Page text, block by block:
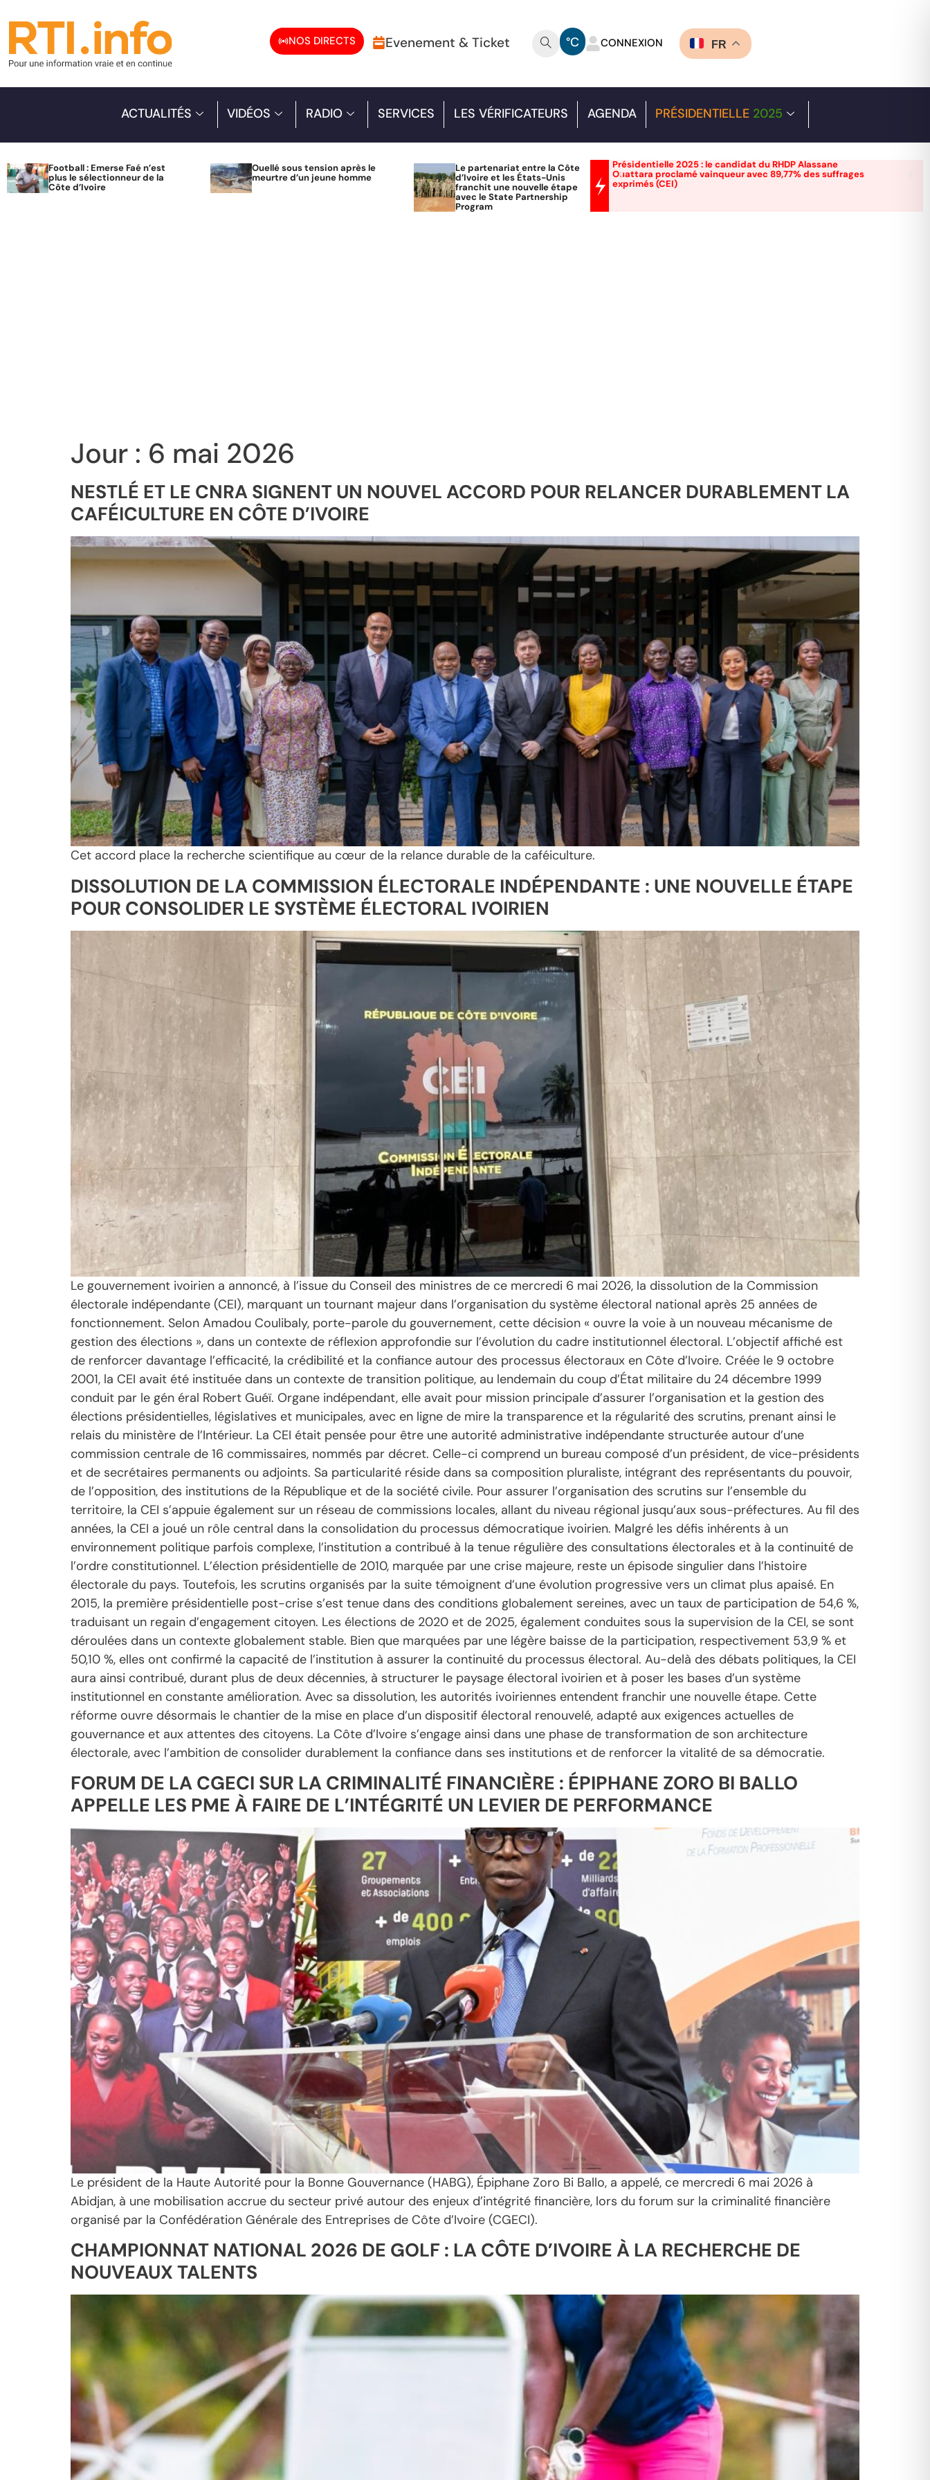
NOS DIRECTS Evenement & Ticket °C CONNEXION FR
ACTUALITÉS VIDÉOS RADIO SERVICES LES VÉRIFICATEURS AGENDA PRÉSIDENTIELLE 2025
Football : Emerse Faé n’est
plus le sélectionneur de la
Côte d’Ivoire
Ouellé sous tension après le
meurtre d’un jeune homme
Le partenariat entre la Côte
d’Ivoire et les États-Unis
franchit une nouvelle étape
avec le State Partnership
Program
Présidentielle 2025 : le candidat du RHDP Alassane
Ouattara proclamé vainqueur avec 89,77% des suffrages
exprimés (CEI)
Jour : 6 mai 2026
NESTLÉ ET LE CNRA SIGNENT UN NOUVEL ACCORD POUR RELANCER DURABLEMENT LA
CAFÉICULTURE EN CÔTE D’IVOIRE
Cet accord place la recherche scientifique au cœur de la relance durable de la caféiculture.
DISSOLUTION DE LA COMMISSION ÉLECTORALE INDÉPENDANTE : UNE NOUVELLE ÉTAPE
POUR CONSOLIDER LE SYSTÈME ÉLECTORAL IVOIRIEN
Le gouvernement ivoirien a annoncé, à l’issue du Conseil des ministres de ce mercredi 6 mai 2026, la dissolution de la Commission
électorale indépendante (CEI), marquant un tournant majeur dans l’organisation du système électoral national après 25 années de
fonctionnement. Selon Amadou Coulibaly, porte-parole du gouvernement, cette décision « ouvre la voie à un nouveau mécanisme de
gestion des élections », dans un contexte de réflexion approfondie sur l’évolution du cadre institutionnel électoral. L’objectif affiché est
de renforcer davantage l’efficacité, la crédibilité et la confiance autour des processus électoraux en Côte d’Ivoire. Créée le 9 octobre
2001, la CEI avait été instituée dans un contexte de transition politique, au lendemain du coup d’État militaire du 24 décembre 1999
conduit par le gén éral Robert Guéï. Organe indépendant, elle avait pour mission principale d’assurer l’organisation et la gestion des
élections présidentielles, législatives et municipales, avec en ligne de mire la transparence et la régularité des scrutins, prenant ainsi le
relais du ministère de l’Intérieur. La CEI était pensée pour être une autorité administrative indépendante structurée autour d’une
commission centrale de 16 commissaires, nommés par décret. Celle-ci comprend un bureau composé d’un président, de vice-présidents
et de secrétaires permanents ou adjoints. Sa particularité réside dans sa composition pluraliste, intégrant des représentants du pouvoir,
de l’opposition, des institutions de la République et de la société civile. Pour assurer l’organisation des scrutins sur l’ensemble du
territoire, la CEI s’appuie également sur un réseau de commissions locales, allant du niveau régional jusqu’aux sous-préfectures. Au fil des
années, la CEI a joué un rôle central dans la consolidation du processus démocratique ivoirien. Malgré les défis inhérents à un
environnement politique parfois complexe, l’institution a contribué à la tenue régulière des consultations électorales et à la continuité de
l’ordre constitutionnel. L’élection présidentielle de 2010, marquée par une crise majeure, reste un épisode singulier dans l’histoire
électorale du pays. Toutefois, les scrutins organisés par la suite témoignent d’une évolution progressive vers un climat plus apaisé. En
2015, la première présidentielle post-crise s’est tenue dans des conditions globalement sereines, avec un taux de participation de 54,6 %,
traduisant un regain d’engagement citoyen. Les élections de 2020 et de 2025, également conduites sous la supervision de la CEI, se sont
déroulées dans un contexte globalement stable. Bien que marquées par une légère baisse de la participation, respectivement 53,9 % et
50,10 %, elles ont confirmé la capacité de l’institution à assurer la continuité du processus électoral. Au-delà des débats politiques, la CEI
aura ainsi contribué, durant plus de deux décennies, à structurer le paysage électoral ivoirien et à poser les bases d’un système
institutionnel en constante amélioration. Avec sa dissolution, les autorités ivoiriennes entendent franchir une nouvelle étape. Cette
réforme ouvre désormais le chantier de la mise en place d’un dispositif électoral renouvelé, adapté aux exigences actuelles de
gouvernance et aux attentes des citoyens. La Côte d’Ivoire s’engage ainsi dans une phase de transformation de son architecture
électorale, avec l’ambition de consolider durablement la confiance dans ses institutions et de renforcer la vitalité de sa démocratie.
FORUM DE LA CGECI SUR LA CRIMINALITÉ FINANCIÈRE : ÉPIPHANE ZORO BI BALLO
APPELLE LES PME À FAIRE DE L’INTÉGRITÉ UN LEVIER DE PERFORMANCE
Le président de la Haute Autorité pour la Bonne Gouvernance (HABG), Épiphane Zoro Bi Ballo, a appelé, ce mercredi 6 mai 2026 à
Abidjan, à une mobilisation accrue du secteur privé autour des enjeux d’intégrité financière, lors du forum sur la criminalité financière
organisé par la Confédération Générale des Entreprises de Côte d’Ivoire (CGECI).
CHAMPIONNAT NATIONAL 2026 DE GOLF : LA CÔTE D’IVOIRE À LA RECHERCHE DE
NOUVEAUX TALENTS